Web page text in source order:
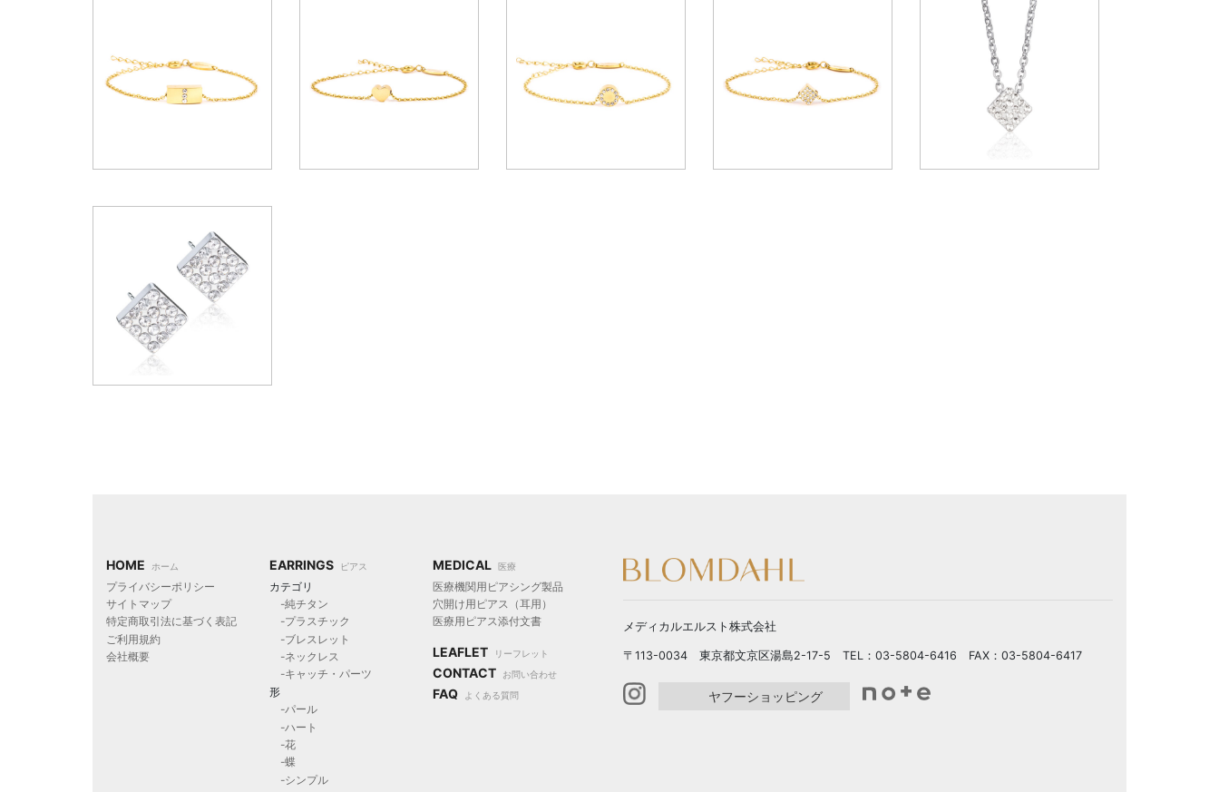
HOME ホーム
プライバシーポリシー
サイトマップ
特定商取引法に基づく表記
ご利用規約
会社概要
EARRINGS ピアス
カテゴリ
-純チタン
-プラスチック
-ブレスレット
-ネックレス
-キャッチ・パーツ
形
-パール
-ハート
-花
-蝶
-シンプル
MEDICAL 医療
医療機関用ピアシング製品
穴開け用ピアス（耳用）
医療用ピアス添付文書
LEAFLET リーフレット
CONTACT お問い合わせ
FAQ よくある質問
メディカルエルスト株式会社
〒113-0034 東京都文京区湯島2-17-5 TEL：03-5804-6416 FAX：03-5804-6417
ヤフーショッピング